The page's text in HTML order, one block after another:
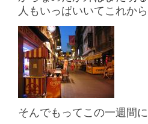
人もいっぱいいてこれか
そんでもってこの一週間